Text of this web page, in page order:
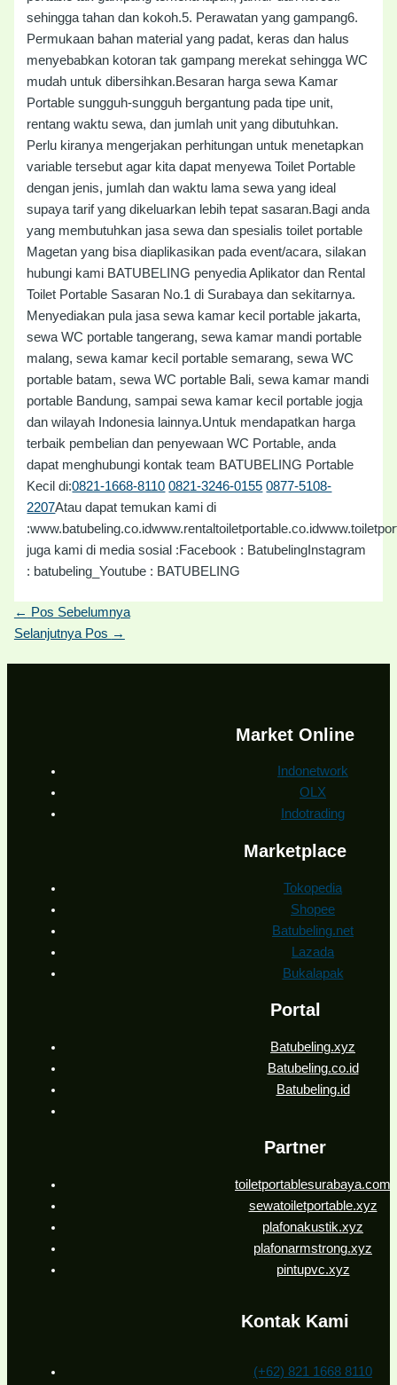
sehingga tahan dan kokoh.5. Perawatan yang gampang6.
Permukaan bahan material yang padat, keras dan halus
menyebabkan kotoran tak gampang merekat sehingga WC
mudah untuk dibersihkan.Besaran harga sewa Kamar
Portable sungguh-sungguh bergantung pada tipe unit,
rentang waktu sewa, dan jumlah unit yang dibutuhkan.
Perlu kiranya mengerjakan perhitungan untuk menetapkan
variable tersebut agar kita dapat menyewa Toilet Portable
dengan jenis, jumlah dan waktu lama sewa yang ideal
supaya tarif yang dikeluarkan lebih tepat sasaran.Bagi anda
yang membutuhkan jasa sewa dan spesialis toilet portable
Magetan yang bisa diaplikasikan pada event/acara, silakan
hubungi kami BATUBELING penyedia Aplikator dan Rental
Toilet Portable Sasaran No.1 di Surabaya dan sekitarnya.
Menyediakan pula jasa sewa kamar kecil portable jakarta,
sewa WC portable tangerang, sewa kamar mandi portable
malang, sewa kamar kecil portable semarang, sewa WC
portable batam, sewa WC portable Bali, sewa kamar mandi
portable Bandung, sampai sewa kamar kecil portable jogja
dan wilayah Indonesia lainnya.Untuk mendapatkan harga
terbaik pembelian dan penyewaan WC Portable, anda
dapat menghubungi kontak team BATUBELING Portable
Kecil di:0821-1668-8110 0821-3246-0155 0877-5108-
2207Atau dapat temukan kami di
juga kami di media sosial :Facebook : BatubelingInstagram
: batubeling_Youtube : BATUBELING
← Pos Sebelumnya
Selanjutnya Pos →
Market Online
Indonetwork
OLX
Indotrading
Marketplace
Tokopedia
Shopee
Batubeling.net
Lazada
Bukalapak
Portal
Batubeling.xyz
Batubeling.co.id
Batubeling.id
Partner
toiletportablesurabaya.com
sewatoiletportable.xyz
plafonakustik.xyz
plafonarmstrong.xyz
pintupvc.xyz
Kontak Kami
(+62) 821 1668 8110